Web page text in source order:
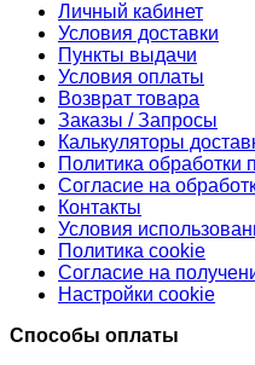
Личный кабинет
Условия доставки
Пункты выдачи
Условия оплаты
Возврат товара
Заказы / Запросы
Калькуляторы
Политика обработки
Согласие на
Контакты
Условия
Политика cookie
Согласие на
Настройки cookie
Способы оплаты